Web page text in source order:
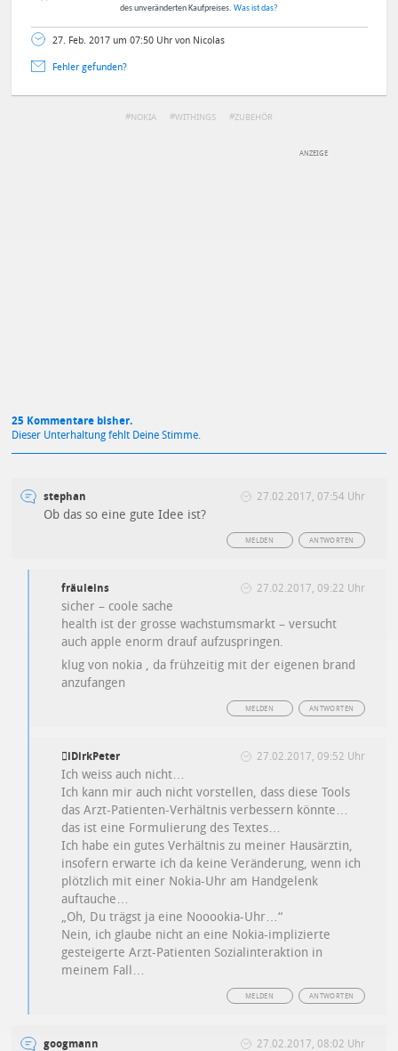
des unveränderten Kaufpreises. Was ist das?
27. Feb. 2017 um 07:50 Uhr von Nicolas
Fehler gefunden?
NOKIA WITHINGS ZUBEHÖR
25 Kommentare bisher.
Dieser Unterhaltung fehlt Deine Stimme.
stephan 27.02.2017, 07:54 Uhr
Ob das so eine gute Idee ist?
ANTWORTEN
MELDEN
fräuleins 27.02.2017, 09:22 Uhr
sicher – coole sache
health ist der grosse wachstumsmarkt – versucht
auch apple enorm drauf aufzuspringen.
klug von nokia , da frühzeitig mit der eigenen brand
anzufangen
ANTWORTEN
MELDEN
iDirkPeter 27.02.2017, 09:52 Uhr
Ich weiss auch nicht…
Ich kann mir auch nicht vorstellen, dass diese Tools
das Arzt-Patienten-Verhältnis verbessern könnte…
das ist eine Formulierung des Textes…
Ich habe ein gutes Verhältnis zu meiner Hausärztin,
insofern erwarte ich da keine Veränderung, wenn ich
plötzlich mit einer Nokia-Uhr am Handgelenk
auftauche…
„Oh, Du trägst ja eine Nooookia-Uhr…“
Nein, ich glaube nicht an eine Nokia-implizierte
gesteigerte Arzt-Patienten Sozialinteraktion in
meinem Fall…
ANTWORTEN
MELDEN
googmann 27.02.2017, 08:02 Uhr